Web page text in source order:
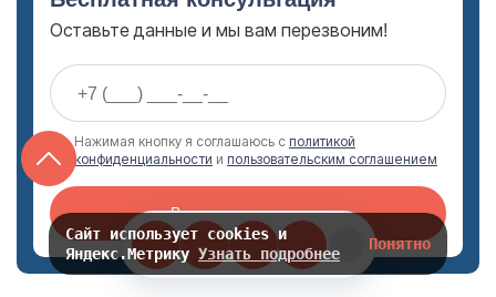
Оставьте данные и мы вам перезвоним!
Нажимая кнопку я соглашаюсь с политикой
конфиденциальности и пользовательским соглашением
Вызвать специалиста
Сайт использует cookies и
Яндекс.Метрику Узнать подробнее
Понятно